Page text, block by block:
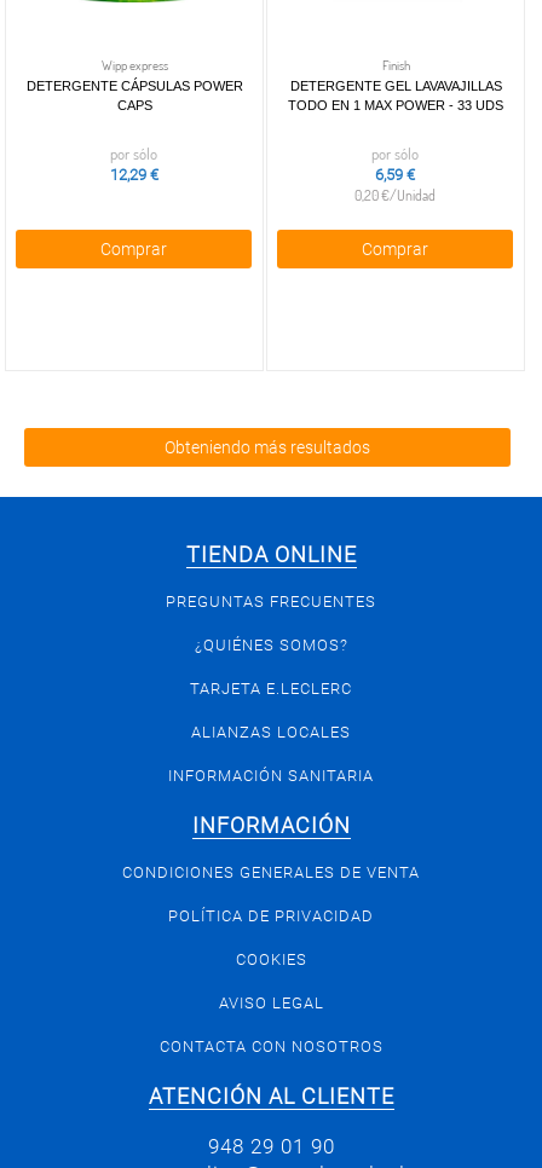
Wipp express
DETERGENTE CÁPSULAS POWER
CAPS
por sólo
12,29 €
Comprar
Finish
DETERGENTE GEL LAVAVAJILLAS
TODO EN 1 MAX POWER - 33 UDS
por sólo
6,59 €
0,20 €/Unidad
Comprar
Obteniendo más resultados
TIENDA ONLINE
PREGUNTAS FRECUENTES
¿QUIÉNES SOMOS?
TARJETA E.LECLERC
ALIANZAS LOCALES
INFORMACIÓN SANITARIA
INFORMACIÓN
CONDICIONES GENERALES DE VENTA
POLÍTICA DE PRIVACIDAD
COOKIES
AVISO LEGAL
CONTACTA CON NOSOTROS
ATENCIÓN AL CLIENTE
948 29 01 90